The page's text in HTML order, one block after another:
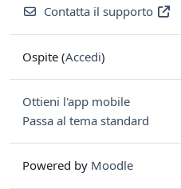
Contatta il supporto
Ospite (Accedi)
Ottieni l'app mobile
Passa al tema standard
Powered by Moodle